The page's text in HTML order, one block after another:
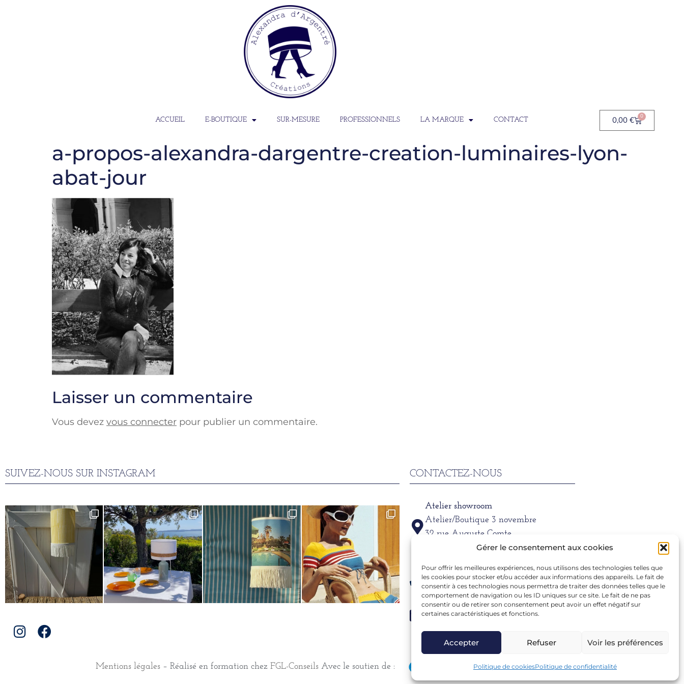
Gérer le consentement aux cookies
Pour offrir les meilleures expériences, nous utilisons des technologies telles que
les cookies pour stocker et/ou accéder aux informations des appareils. Le fait de
consentir à ces technologies nous permettra de traiter des données telles que le
comportement de navigation ou les ID uniques sur ce site. Le fait de ne pas
consentir ou de retirer son consentement peut avoir un effet négatif sur
certaines caractéristiques et fonctions.
Accepter Refuser Voir les préférences
Politique de cookiesPolitique de confidentialité
ACCUEIL E-BOUTIQUE SUR-MESURE PROFESSIONNELS LA MARQUE CONTACT 0,00 € 0
a-propos-alexandra-dargentre-creation-luminaires-lyon-
abat-jour
Laisser un commentaire
Vous devez vous connecter pour publier un commentaire.
SUIVEZ-NOUS SUR INSTAGRAM CONTACTEZ-NOUS
Atelier showroom
Atelier/Boutique 3 novembre
32 rue Auguste Comte
69002 LYON
Téléphone
06 15 61 39 66
Mail
Mentions légales– Réalisé en formation chez FGL-ConseilsAvec le soutien de :